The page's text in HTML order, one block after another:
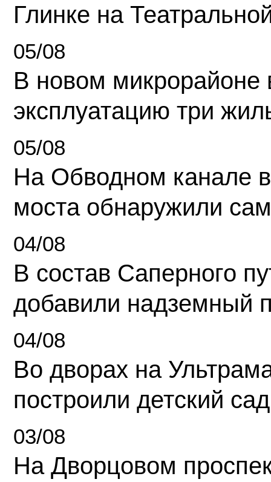
Глинке на
05/08
В новом микрорайоне
эксплуатацию три
05/08
На Обводном канале
моста обнаружили
04/08
В состав Саперного
добавили надземный
04/08
Во дворах на
построили детский сад
03/08
На Дворцовом